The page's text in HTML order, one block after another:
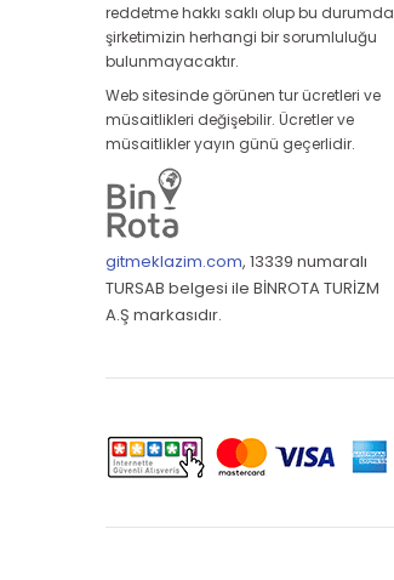
reddetme hakkı saklı olup bu durumda
şirketimizin herhangi bir sorumluluğu
bulunmayacaktır.
Web sitesinde görünen tur ücretleri ve
müsaitlikleri değişebilir. Ücretler ve
müsaitlikler yayın günü geçerlidir.
gitmeklazim.com, 13339 numaralı
TURSAB belgesi ile BİNROTA TURİZM
A.Ş markasıdır.